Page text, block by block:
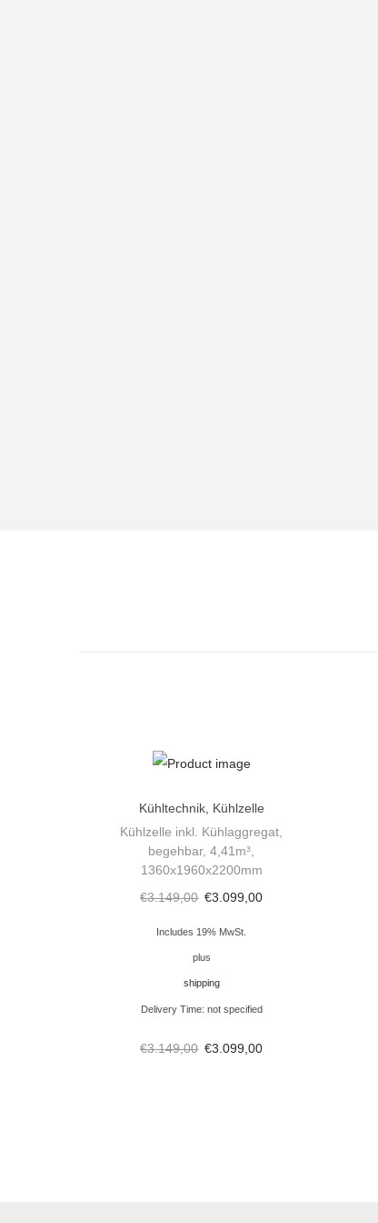
Kühltechnik, Kühlzelle
Kühlzelle inkl. Kühlaggregat,
begehbar, 4,41m³,
1360x1960x2200mm
€3.149,00 €3.099,00
Includes 19% MwSt.
plus
shipping
Delivery Time: not specified
€3.149,00 €3.099,00